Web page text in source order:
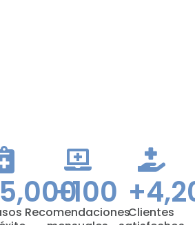
5,000
Recomendaciones
+100
Clientes
+